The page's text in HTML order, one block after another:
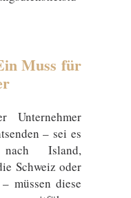
Muss für
Unternehmer
– sei es
Island,
Schweiz oder
müssen diese